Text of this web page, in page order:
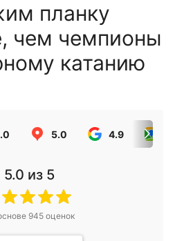
планку
чем чемпионы
катанию
5.0 4.9
5.0 из 5
945оценок